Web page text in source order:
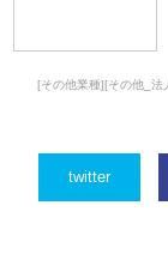
[その他業種][その他_法
twitter